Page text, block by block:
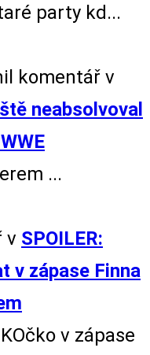
party kd...
komentář v
neabsolvoval
...
v SPOILER:
v zápase Finna
v zápase